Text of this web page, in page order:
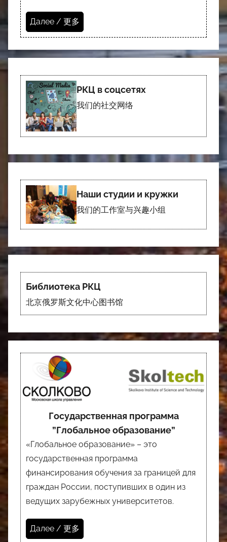
Далее / 更多
РКЦ в соцсетях
我们的社交网络
Наши студии и кружки
我们的工作室与兴趣小组
Библиотека РКЦ
北京俄罗斯文化中心图书馆
Государственная программа
”Глобальное образование”
«Глобальное образование» – это
государственная программа
финансирования обучения за границей для
граждан России, поступивших в один из
ведущих зарубежных университетов.
Далее / 更多